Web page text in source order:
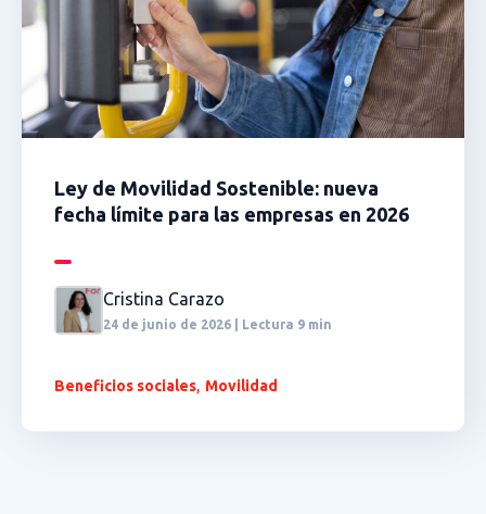
Ley de Movilidad Sostenible: nueva
fecha límite para las empresas en 2026
Cristina Carazo
24 de junio de 2026 | Lectura 9 min
Beneficios sociales, Movilidad